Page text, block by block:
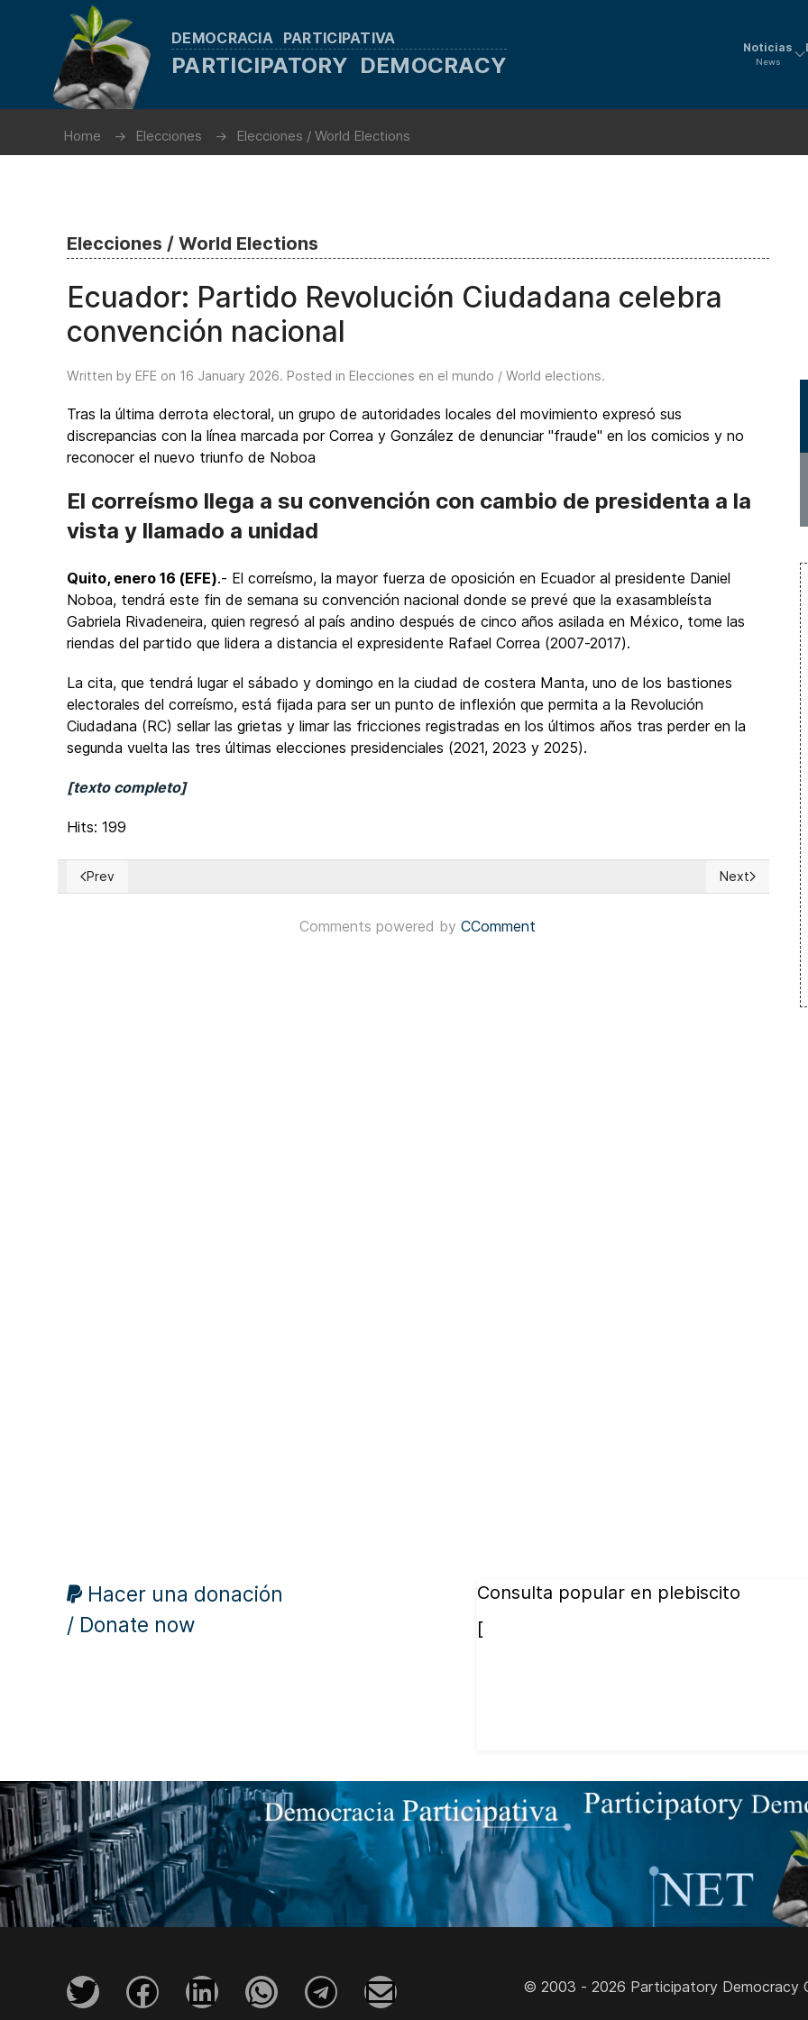
DEMOCRACIA PARTICIPATIVA
PARTICIPATORY DEMOCRACY
Noticias
News
Home Elecciones Elecciones / World Elections
Elecciones / World Elections
Ecuador: Partido Revolución Ciudadana celebra
convención nacional
Written by EFE on 16 January 2026. Posted in Elecciones en el mundo / World elections.
Tras la última derrota electoral, un grupo de autoridades locales del movimiento expresó sus
discrepancias con la línea marcada por Correa y González de denunciar "fraude" en los comicios y no
reconocer el nuevo triunfo de Noboa
El correísmo llega a su convención con cambio de presidenta a la
vista y llamado a unidad
Quito, enero 16 (EFE).- El correísmo, la mayor fuerza de oposición en Ecuador al presidente Daniel
Noboa, tendrá este fin de semana su convención nacional donde se prevé que la exasambleísta
Gabriela Rivadeneira, quien regresó al país andino después de cinco años asilada en México, tome las
riendas del partido que lidera a distancia el expresidente Rafael Correa (2007-2017).
La cita, que tendrá lugar el sábado y domingo en la ciudad de costera Manta, uno de los bastiones
electorales del correísmo, está fijada para ser un punto de inflexión que permita a la Revolución
Ciudadana (RC) sellar las grietas y limar las fricciones registradas en los últimos años tras perder en la
segunda vuelta las tres últimas elecciones presidenciales (2021, 2023 y 2025).
[texto completo]
Hits: 199
Previous article: Perú: La OEA enviará una misión de observación de las elecciones generales
Prev Next article:
Next
Comments powered byCComment
Hacer una donación
/ Donate now
Consulta popular en plebiscito
[
© 2003 - 2026 Participatory Democracy